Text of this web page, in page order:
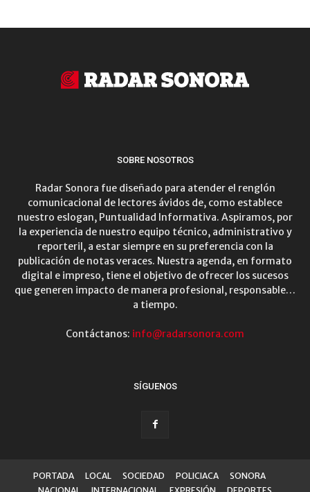
SOBRE NOSOTROS
Radar Sonora fue diseñado para atender el renglón
comunicacional de lectores ávidos de, como establece
nuestro eslogan, Puntualidad Informativa. Aspiramos, por
la experiencia de nuestro equipo técnico, administrativo y
reporteril, a estar siempre en su preferencia con la
publicación de notas veraces. Nuestra agenda, en formato
digital e impreso, tiene el objetivo de ofrecer los sucesos
que generen impacto de manera profesional, responsable…
a tiempo.
Contáctanos: info@radarsonora.com
SÍGUENOS
PORTADA LOCAL SOCIEDAD POLICIACA
SONORA